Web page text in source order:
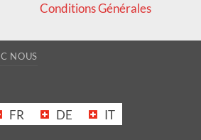
Conditions Générales
NOUS
FR DE IT